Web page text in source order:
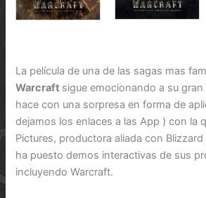
La película de una de las sagas mas
Warcraft sigue emocionando a su
hace con una sorpresa en forma de
dejamos los enlaces a las App ) con la
Pictures, productora aliada con
ha puesto demos interactivas de sus
incluyendo Warcraft.